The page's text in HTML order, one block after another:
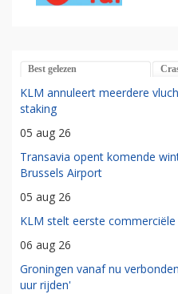
Best gelezen
KLM annuleert meerdere
staking
05 aug 26
Transavia opent komende
Brussels Airport
05 aug 26
KLM stelt eerste
06 aug 26
Groningen vanaf nu
uur rijden'